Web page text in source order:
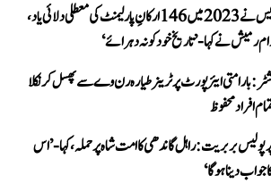
کانگریس نے 2023 میں 146 ارکانِ پارلیمنٹ کی معطلی دلائی یاد،
رمیش نے کہا- ’تاریخ خود کو نہ دہرائے‘
بارامتی ایئرپورٹ پر ٹرینر طیارہ رن وے سے پھسل کر نکلا
افراد محفوظ
پولیس بربریت: راہل گاندھی کا امت شاہ پر حملہ، کہا- ’اس
جواب دینا ہوگا‘